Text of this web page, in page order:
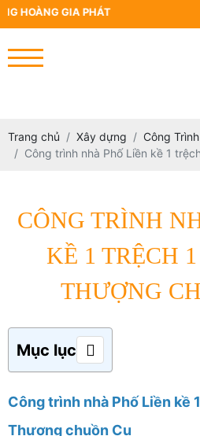
GIA PHÁT
Trang chủ Xây dựng
Công
Công trình nhà Phố Liền kề 1
CÔNG TRÌNH
KỀ 1 TRỆCH
THƯỢNG
Mục lục
Công trình nhà Phố Liền kề
Thượng chuồn Cu